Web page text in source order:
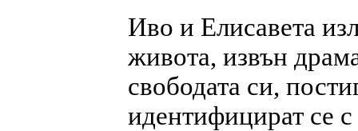
Иво и Елисавета
живота, извън
свободата си,
идентифицират се